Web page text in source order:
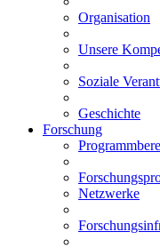
Organisation
Unsere
Soziale
Geschichte
Forschung
Netzwerke